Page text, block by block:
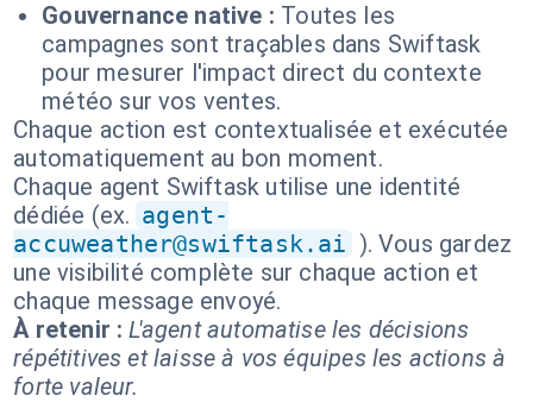
Gouvernance native : Toutes les
campagnes sont traçables dans Swiftask
pour mesurer l'impact direct du contexte
météo sur vos ventes.
Chaque action est contextualisée et exécutée
automatiquement au bon moment.
Chaque agent Swiftask utilise une identité
dédiée (ex. agent-
accuweather@swiftask.ai ). Vous gardez
une visibilité complète sur chaque action et
chaque message envoyé.
À retenir : L'agent automatise les décisions
répétitives et laisse à vos équipes les actions à
forte valeur.